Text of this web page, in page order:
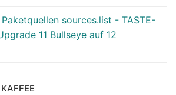
sources.list - TASTE-
11 Bullseye auf 12